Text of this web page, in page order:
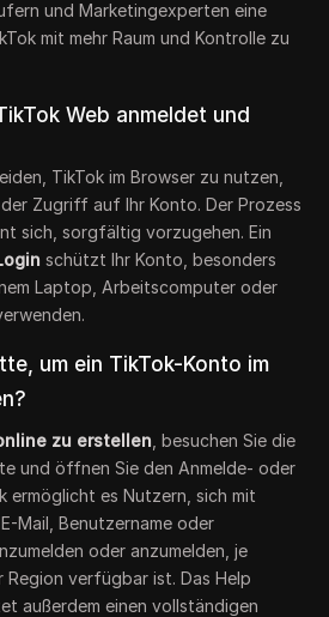
und Marketingexperten eine
mit mehr Raum und Kontrolle zu
Web anmeldet und
TikTok im Browser zu nutzen,
Zugriff auf Ihr Konto. Der Prozess
sich, sorgfältig vorzugehen. Ein
schützt Ihr Konto, besonders
Laptop, Arbeitscomputer oder
um ein TikTok-Konto im
zu erstellen , besuchen Sie die
und öffnen Sie den Anmelde- oder
ermöglicht es Nutzern, sich mit
Mail, Benutzername oder
oder anzumelden, je
Region verfügbar ist. Das Help
außerdem einen vollständigen